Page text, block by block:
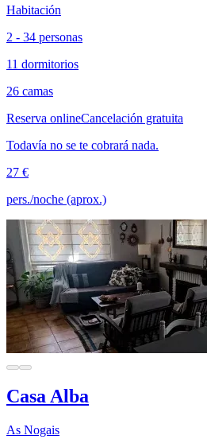
Habitación
2 - 34 personas
11 dormitorios
26 camas
Reserva onlineCancelación gratuita
Todavía no se te cobrará nada.
27 €
pers./noche (aprox.)
Casa Alba
As Nogais